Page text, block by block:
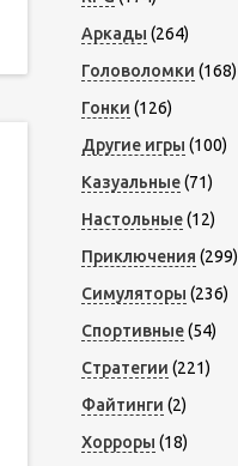
Аркады (264)
Головоломки (168)
Гонки (126)
Другие игры (100)
Казуальные(71)
Настольные(12)
Приключения (299)
Симуляторы (236)
Спортивные(54)
Стратегии (221)
Файтинги (2)
Хорроры (18)